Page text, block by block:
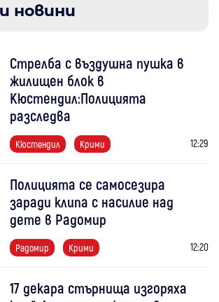
новини
Стрелба с въздушна пушка в
жилищен блок в
Кюстендил:Полицията
разследва
Кюстендил Крими 12:29
Полицията се самосезира
заради клипа с насилие над
дете в Радомир
Радомир Крими 12:20
17 декара стърнища изгоряха